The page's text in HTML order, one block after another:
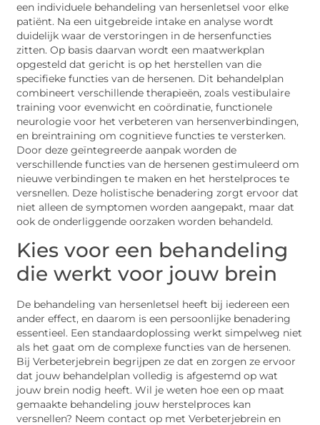
een individuele behandeling van hersenletsel voor elke
patiënt. Na een uitgebreide intake en analyse wordt
duidelijk waar de verstoringen in de hersenfuncties
zitten. Op basis daarvan wordt een maatwerkplan
opgesteld dat gericht is op het herstellen van die
specifieke functies van de hersenen. Dit behandelplan
combineert verschillende therapieën, zoals vestibulaire
training voor evenwicht en coördinatie, functionele
neurologie voor het verbeteren van hersenverbindingen,
en breintraining om cognitieve functies te versterken.
Door deze geïntegreerde aanpak worden de
verschillende functies van de hersenen gestimuleerd om
nieuwe verbindingen te maken en het herstelproces te
versnellen. Deze holistische benadering zorgt ervoor dat
niet alleen de symptomen worden aangepakt, maar dat
ook de onderliggende oorzaken worden behandeld.
Kies voor een behandeling
die werkt voor jouw brein
De behandeling van hersenletsel heeft bij iedereen een
ander effect, en daarom is een persoonlijke benadering
essentieel. Een standaardoplossing werkt simpelweg niet
als het gaat om de complexe functies van de hersenen.
Bij Verbeterjebrein begrijpen ze dat en zorgen ze ervoor
dat jouw behandelplan volledig is afgestemd op wat
jouw brein nodig heeft. Wil je weten hoe een op maat
gemaakte behandeling jouw herstelproces kan
versnellen? Neem contact op met Verbeterjebrein en